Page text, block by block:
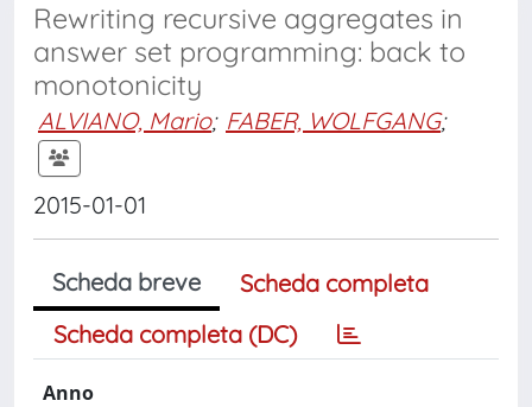
Rewriting recursive aggregates in
answer set programming: back to
monotonicity
ALVIANO, Mario; FABER, WOLFGANG;
2015-01-01
Scheda breve
Scheda completa
Scheda completa (DC)
Anno